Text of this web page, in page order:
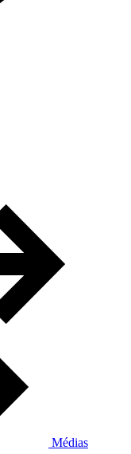
Médias